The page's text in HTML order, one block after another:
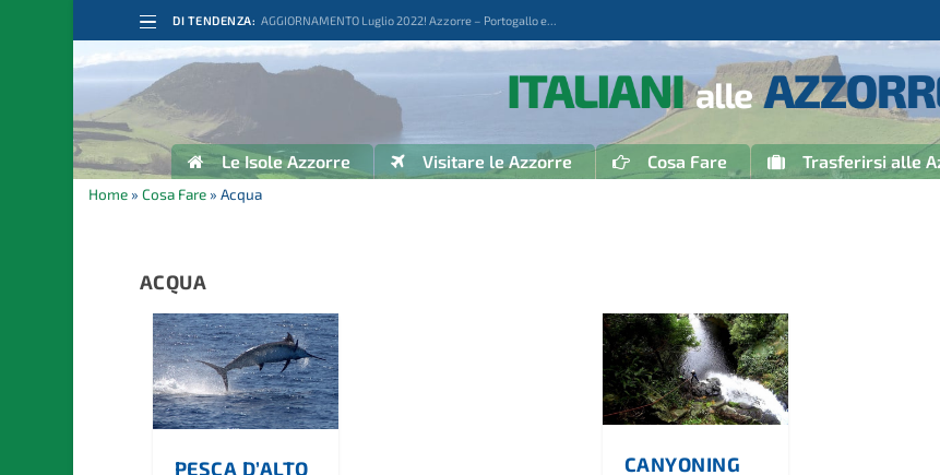
DI TENDENZA: AGGIORNAMENTO Luglio 2022! Azzorre – Portogallo e...
Le Isole Azzorre Visitare le Azzorre Cosa Fare Trasferirsi alle
Home» Cosa Fare» Acqua
ACQUA
PESCA D’ALTO
CANYONING